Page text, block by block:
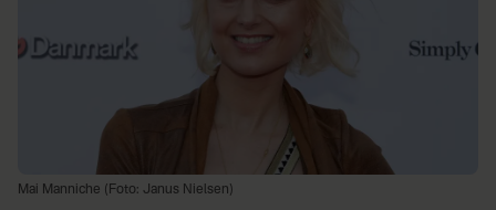
Mai Manniche (Foto: Janus Nielsen)